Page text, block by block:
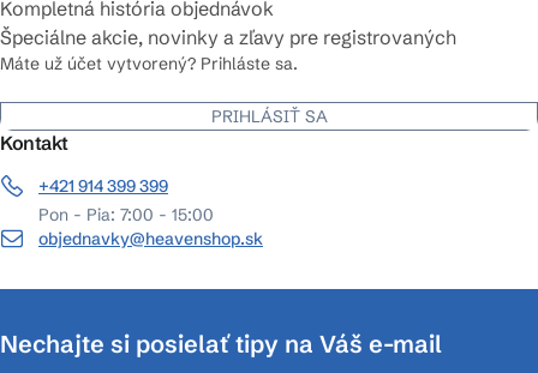
Kompletná história objednávok
Špeciálne akcie, novinky a zľavy pre registrovaných
Máte už účet vytvorený? Prihláste sa.
PRIHLÁSIŤ SA
Kontakt
+421 914 399 399
Pon - Pia: 7:00 - 15:00
objednavky@heavenshop.sk
Nechajte si posielať tipy na Váš e-mail